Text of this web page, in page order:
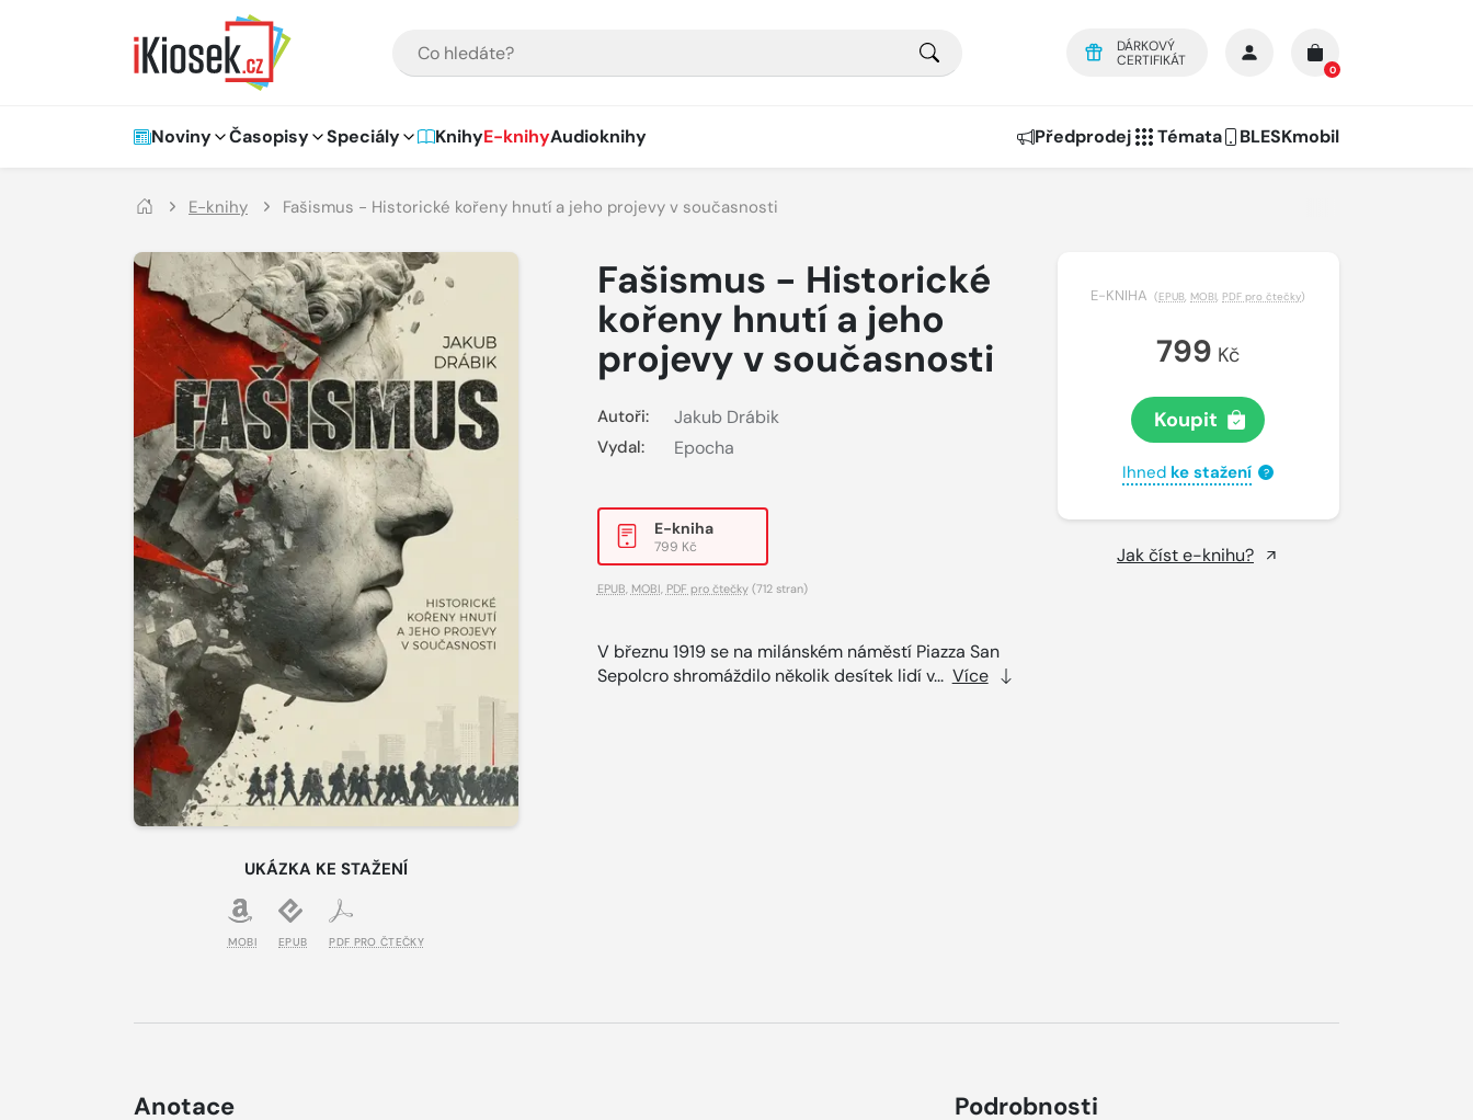
DÁRKOVÝ
CERTIFIKÁT
0
Hlavní navigace
Noviny Časopisy Speciály KnihyE-knihyAudioknihy Předprodej Témata BLESKmobil
E-knihy Fašismus - Historické kořeny hnutí a jeho projevy v současnosti
UKÁZKA KE STAŽENÍ
MOBI EPUB PDF PRO ČTEČKY
Fašismus - Historické
kořeny hnutí a jeho
projevy v současnosti
Autoři: Jakub Drábik
Vydal: Epocha
E-kniha
799 Kč
EPUB MOBI PDF pro čtečky(712 stran)
V březnu 1919 se na milánském náměstí Piazza San
Sepolcro shromáždilo několik desítek lidí v... Více
E-KNIHA (EPUB, MOBI, PDF pro čtečky)
799 Kč
Koupit
Ihned ke stažení ?
Jak číst e-knihu?
Anotace Podrobnosti